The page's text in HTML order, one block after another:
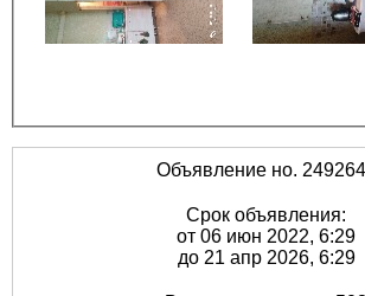
Объявление но.
Срок объявления:
от 06 июн 2022, 6:29
до 21 апр 2026, 6:29